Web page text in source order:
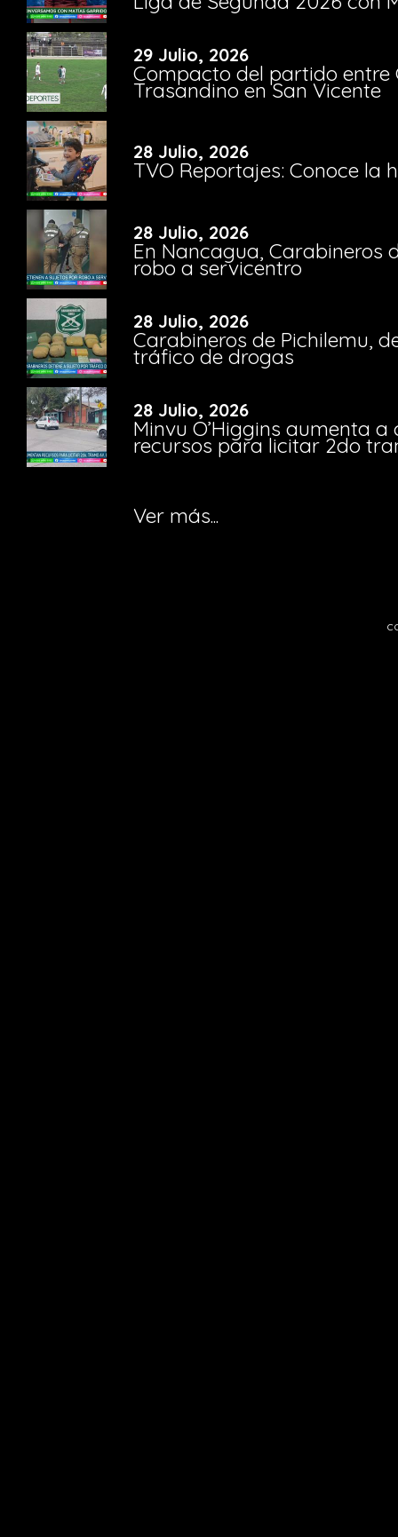
29 Julio, 2026
Compacto del partido entre
Trasandino en San Vicente
28 Julio, 2026
TVO Reportajes: Conoce la
28 Julio, 2026
En Nancagua, Carabineros
robo a servicentro
28 Julio, 2026
Carabineros de Pichilemu,
tráfico de drogas
28 Julio, 2026
Minvu O’Higgins aumenta a
recursos para licitar 2do
Ver más...